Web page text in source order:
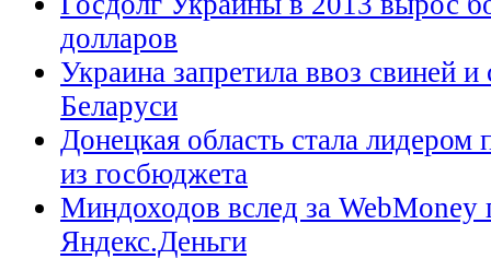
долларов
Украина запретила ввоз свиней
Беларуси
Донецкая область стала
из госбюджета
Миндоходов вслед за WebMoney
Яндекс.Деньги